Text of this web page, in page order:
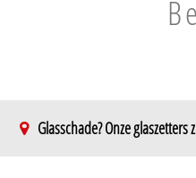
Glasschade? Onze